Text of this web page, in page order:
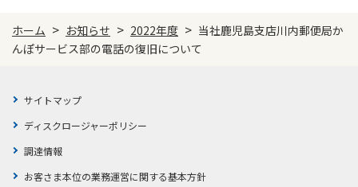
かんぽプラチナライフサービス
ご契約のしおり・約款（Web約款）
保険用語集
保険料のお払込方法
保険用語集
お問い合わせ
かんぽアプリ～かんぽの健康と安心を手のひらに～
すこやか健康ラボ
かんぽブランド
かんぽ生命のサステナビリティ
ホーム > お知らせ > 2022年度 > 当社鹿児島支店川内郵便局か
んぽサービス部の電話の復旧について
サイトマップ
ディスクロージャーポリシー
調達情報
お客さま本位の業務運営に関する基本方針